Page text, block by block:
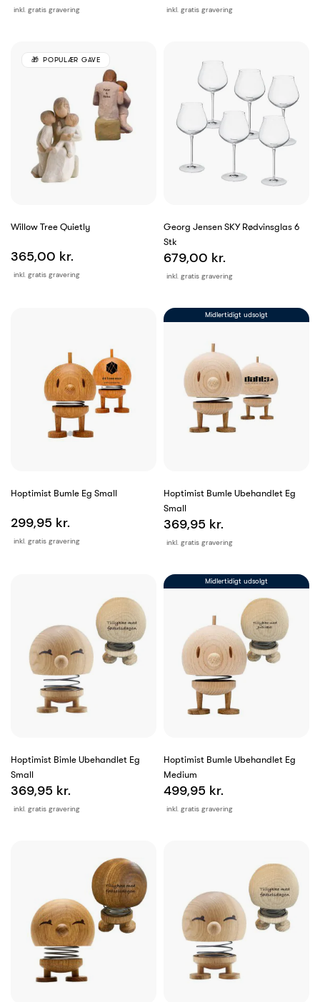
inkl. gratis gravering inkl. gratis gravering
Willow Tree Quietly
inkl. gratis gravering
365,00 kr.
POPULÆR GAVE
Georg Jensen SKY Rødvinsglas 6
Stk
inkl. gratis gravering
679,00 kr.
Hoptimist Bumle Eg Small
inkl. gratis gravering
299,95 kr.
Hoptimist Bumle Ubehandlet Eg
Small
inkl. gratis gravering
369,95 kr.
Midlertidigt udsolgt
Hoptimist Bimle Ubehandlet Eg
Small
inkl. gratis gravering
369,95 kr.
Hoptimist Bumle Ubehandlet Eg
Medium
inkl. gratis gravering
499,95 kr.
Midlertidigt udsolgt